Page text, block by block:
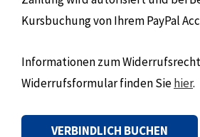
Kursbuchung von Ihrem PayPal
Informationen zum
Widerrufsformular finden Siehier.